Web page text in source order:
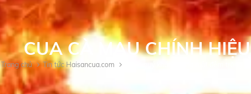
CUA CÀ MAU CHÍNH HIỆU
Trang chủ Tin tức Haisancua.com